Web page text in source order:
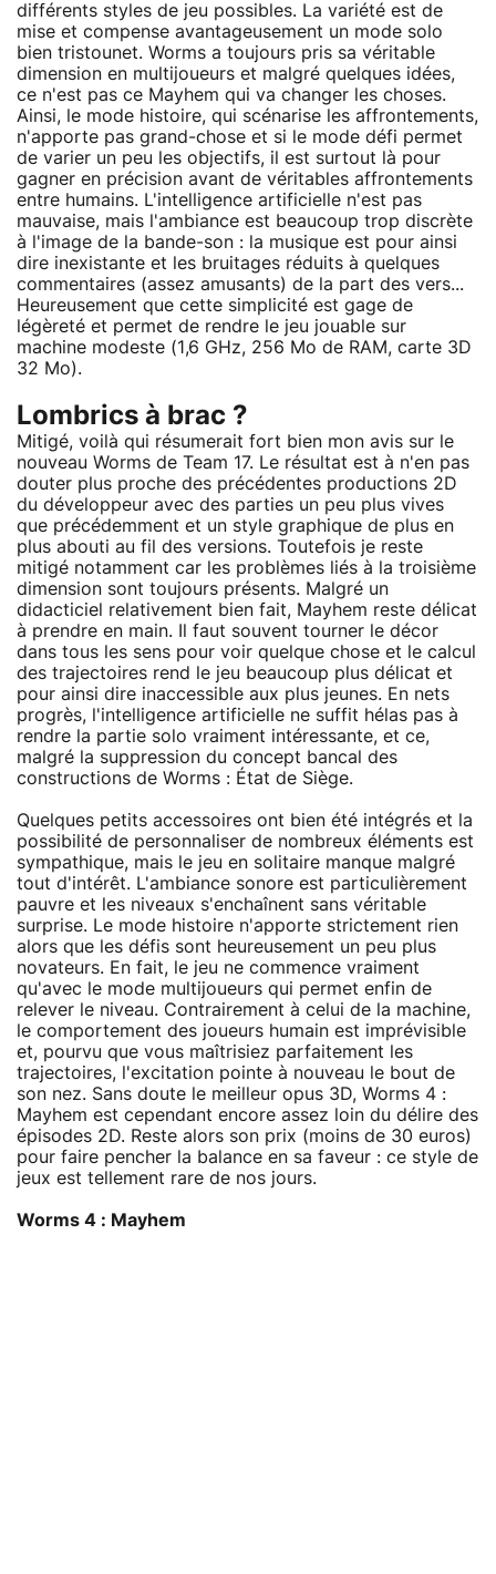
différents styles de jeu possibles. La variété est de
mise et compense avantageusement un mode solo
bien tristounet. Worms a toujours pris sa véritable
dimension en multijoueurs et malgré quelques idées,
ce n'est pas ce Mayhem qui va changer les choses.
Ainsi, le mode histoire, qui scénarise les affrontements,
n'apporte pas grand-chose et si le mode défi permet
de varier un peu les objectifs, il est surtout là pour
gagner en précision avant de véritables affrontements
entre humains. L'intelligence artificielle n'est pas
mauvaise, mais l'ambiance est beaucoup trop discrète
à l'image de la bande-son : la musique est pour ainsi
dire inexistante et les bruitages réduits à quelques
commentaires (assez amusants) de la part des vers...
Heureusement que cette simplicité est gage de
légèreté et permet de rendre le jeu jouable sur
machine modeste (1,6 GHz, 256 Mo de RAM, carte 3D
32 Mo).
Lombrics à brac ?
Mitigé, voilà qui résumerait fort bien mon avis sur le
nouveau Worms de Team 17. Le résultat est à n'en pas
douter plus proche des précédentes productions 2D
du développeur avec des parties un peu plus vives
que précédemment et un style graphique de plus en
plus abouti au fil des versions. Toutefois je reste
mitigé notamment car les problèmes liés à la troisième
dimension sont toujours présents. Malgré un
didacticiel relativement bien fait, Mayhem reste délicat
à prendre en main. Il faut souvent tourner le décor
dans tous les sens pour voir quelque chose et le calcul
des trajectoires rend le jeu beaucoup plus délicat et
pour ainsi dire inaccessible aux plus jeunes. En nets
progrès, l'intelligence artificielle ne suffit hélas pas à
rendre la partie solo vraiment intéressante, et ce,
malgré la suppression du concept bancal des
constructions de Worms : État de Siège.
Quelques petits accessoires ont bien été intégrés et la
possibilité de personnaliser de nombreux éléments est
sympathique, mais le jeu en solitaire manque malgré
tout d'intérêt. L'ambiance sonore est particulièrement
pauvre et les niveaux s'enchaînent sans véritable
surprise. Le mode histoire n'apporte strictement rien
alors que les défis sont heureusement un peu plus
novateurs. En fait, le jeu ne commence vraiment
qu'avec le mode multijoueurs qui permet enfin de
relever le niveau. Contrairement à celui de la machine,
le comportement des joueurs humain est imprévisible
et, pourvu que vous maîtrisiez parfaitement les
trajectoires, l'excitation pointe à nouveau le bout de
son nez. Sans doute le meilleur opus 3D, Worms 4 :
Mayhem est cependant encore assez loin du délire des
épisodes 2D. Reste alors son prix (moins de 30 euros)
pour faire pencher la balance en sa faveur : ce style de
jeux est tellement rare de nos jours.
Worms 4 : Mayhem